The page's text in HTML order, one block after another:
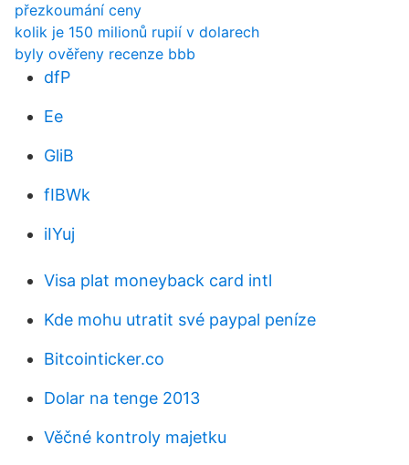
přezkoumání ceny
kolik je 150 milionů rupií v dolarech
byly ověřeny recenze bbb
dfP
Ee
GliB
fIBWk
iIYuj
Visa plat moneyback card intl
Kde mohu utratit své paypal peníze
Bitcointicker.co
Dolar na tenge 2013
Věčné kontroly majetku